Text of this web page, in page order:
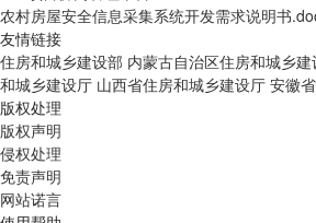
农村房屋安全信息采集系统开发需求说明书
友情链接
住房和城乡建设部 内蒙古自治区住房和城乡建
和城乡建设厅 山西省住房和城乡建设厅 安徽
版权处理
版权声明
侵权处理
免责声明
网站诺言